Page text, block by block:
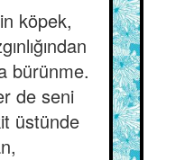
köpek,
bürünme.
de seni
üstünde